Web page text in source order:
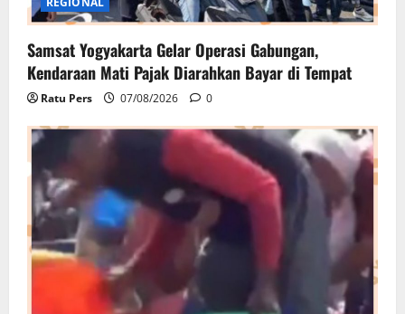
Samsat Yogyakarta Gelar Operasi Gabungan,
Kendaraan Mati Pajak Diarahkan Bayar di Tempat
Ratu Pers 07/08/2026 0